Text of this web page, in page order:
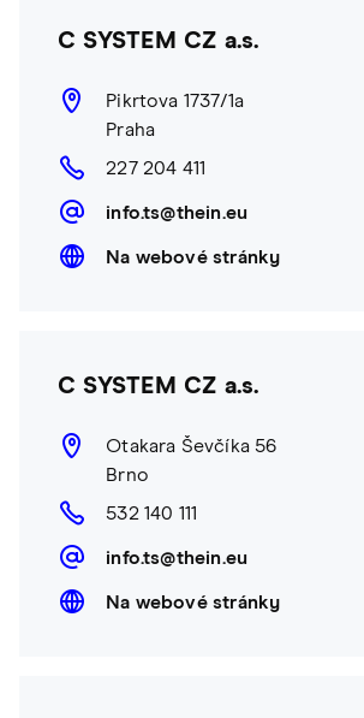
C SYSTEM CZ a.s.
Pikrtova 1737/1a
Praha
227 204 411
info.ts@thein.eu
Na webové stránky
C SYSTEM CZ a.s.
Otakara Ševčíka 56
Brno
532 140 111
info.ts@thein.eu
Na webové stránky